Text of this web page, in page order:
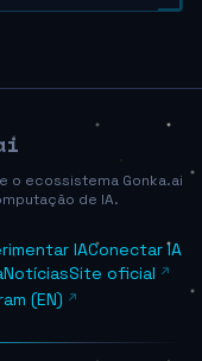
o ecossistema Gonka.ai
de IA.
IAConectar IA
NotíciasSite oficial
(EN)